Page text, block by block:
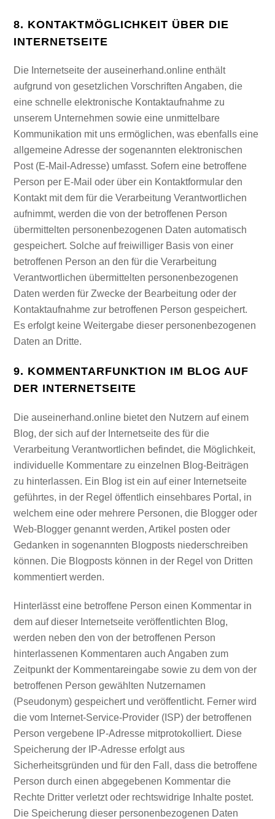
8. KONTAKTMÖGLICHKEIT ÜBER DIE
INTERNETSEITE
Die Internetseite der auseinerhand.online enthält
aufgrund von gesetzlichen Vorschriften Angaben, die
eine schnelle elektronische Kontaktaufnahme zu
unserem Unternehmen sowie eine unmittelbare
Kommunikation mit uns ermöglichen, was ebenfalls eine
allgemeine Adresse der sogenannten elektronischen
Post (E-Mail-Adresse) umfasst. Sofern eine betroffene
Person per E-Mail oder über ein Kontaktformular den
Kontakt mit dem für die Verarbeitung Verantwortlichen
aufnimmt, werden die von der betroffenen Person
übermittelten personenbezogenen Daten automatisch
gespeichert. Solche auf freiwilliger Basis von einer
betroffenen Person an den für die Verarbeitung
Verantwortlichen übermittelten personenbezogenen
Daten werden für Zwecke der Bearbeitung oder der
Kontaktaufnahme zur betroffenen Person gespeichert.
Es erfolgt keine Weitergabe dieser personenbezogenen
Daten an Dritte.
9. KOMMENTARFUNKTION IM BLOG AUF
DER INTERNETSEITE
Die auseinerhand.online bietet den Nutzern auf einem
Blog, der sich auf der Internetseite des für die
Verarbeitung Verantwortlichen befindet, die Möglichkeit,
individuelle Kommentare zu einzelnen Blog-Beiträgen
zu hinterlassen. Ein Blog ist ein auf einer Internetseite
geführtes, in der Regel öffentlich einsehbares Portal, in
welchem eine oder mehrere Personen, die Blogger oder
Web-Blogger genannt werden, Artikel posten oder
Gedanken in sogenannten Blogposts niederschreiben
können. Die Blogposts können in der Regel von Dritten
kommentiert werden.
Hinterlässt eine betroffene Person einen Kommentar in
dem auf dieser Internetseite veröffentlichten Blog,
werden neben den von der betroffenen Person
hinterlassenen Kommentaren auch Angaben zum
Zeitpunkt der Kommentareingabe sowie zu dem von der
betroffenen Person gewählten Nutzernamen
(Pseudonym) gespeichert und veröffentlicht. Ferner wird
die vom Internet-Service-Provider (ISP) der betroffenen
Person vergebene IP-Adresse mitprotokolliert. Diese
Speicherung der IP-Adresse erfolgt aus
Sicherheitsgründen und für den Fall, dass die betroffene
Person durch einen abgegebenen Kommentar die
Rechte Dritter verletzt oder rechtswidrige Inhalte postet.
Die Speicherung dieser personenbezogenen Daten